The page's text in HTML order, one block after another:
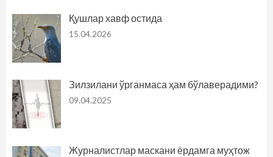
Қушлар хавф остида
15.04.2026
Зилзилани ўрганмаса ҳам бўлаверадими?
09.04.2025
Журналистлар маскани ёрдамга муҳтож